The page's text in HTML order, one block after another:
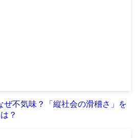
ぜ不気味？「縦社会の滑稽さ」を
？